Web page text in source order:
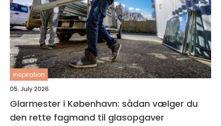
inspiration
05. July 2026
Glarmester i København: sådan vælger du
den rette fagmand til glasopgaver